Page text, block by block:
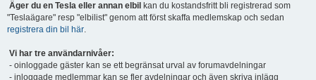
Äger du en Tesla eller annan elbil kan du kostandsfritt bli registrerad som
"Teslaägare" resp "elbilist" genom att först skaffa medlemskap och sedan
registrera din bil här.
Vi har tre användarnivåer:
- oinloggade gäster kan se ett begränsat urval av forumavdelningar
- inloggade medlemmar kan se fler avdelningar och även skriva inlägg